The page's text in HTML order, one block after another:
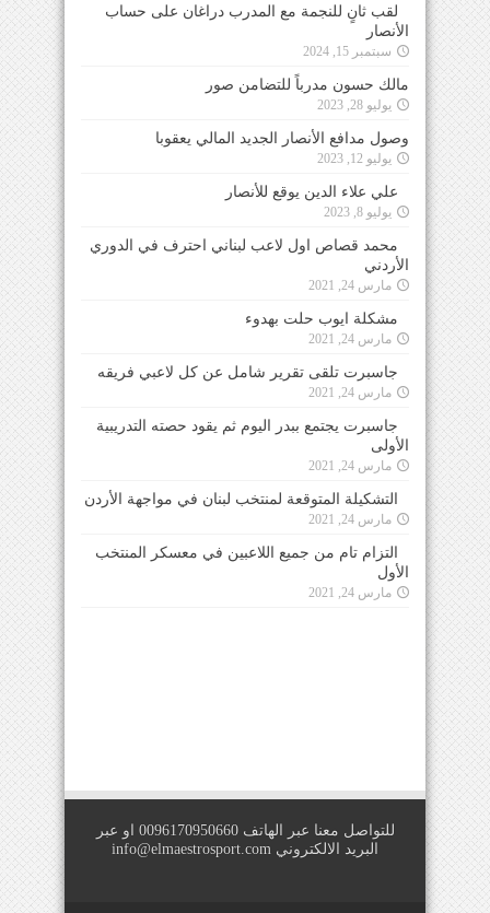
لقب ثانٍ للنجمة مع المدرب دراغان على حساب
الأنصار
سبتمبر 15, 2024
مالك حسون مدرباً للتضامن صور
يوليو 28, 2023
وصول مدافع الأنصار الجديد المالي يعقوبا
يوليو 12, 2023
علي علاء الدين يوقع للأنصار
يوليو 8, 2023
محمد قصاص اول لاعب لبناني احترف في الدوري
الأردني
مارس 24, 2021
مشكلة ايوب حلت بهدوء
مارس 24, 2021
جاسبرت تلقى تقرير شامل عن كل لاعبي فريقه
مارس 24, 2021
جاسبرت يجتمع ببدر اليوم ثم يقود حصته التدريبية
الأولى
مارس 24, 2021
التشكيلة المتوقعة لمنتخب لبنان في مواجهة الأردن
مارس 24, 2021
التزام تام من جميع اللاعبين في معسكر المنتخب
الأول
مارس 24, 2021
للتواصل معنا عبر الهاتف 0096170950660 او عبر
البريد الالكتروني info@elmaestrosport.com